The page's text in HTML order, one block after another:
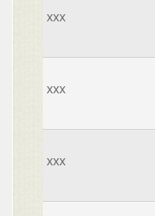
xxx
xxx
xxx